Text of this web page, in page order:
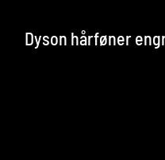
Dyson hårføner